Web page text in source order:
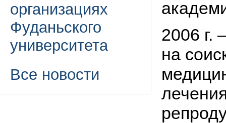
организациях
Фуданьского
университета
Все новости
2006 г.
на